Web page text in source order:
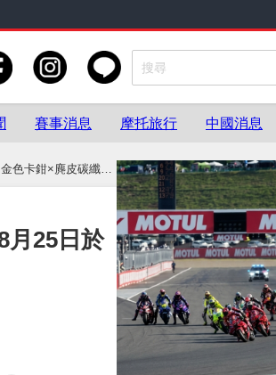
賽事消息 摩托旅行 中國消息
色卡鉗×麂皮碳纖維
月25日於